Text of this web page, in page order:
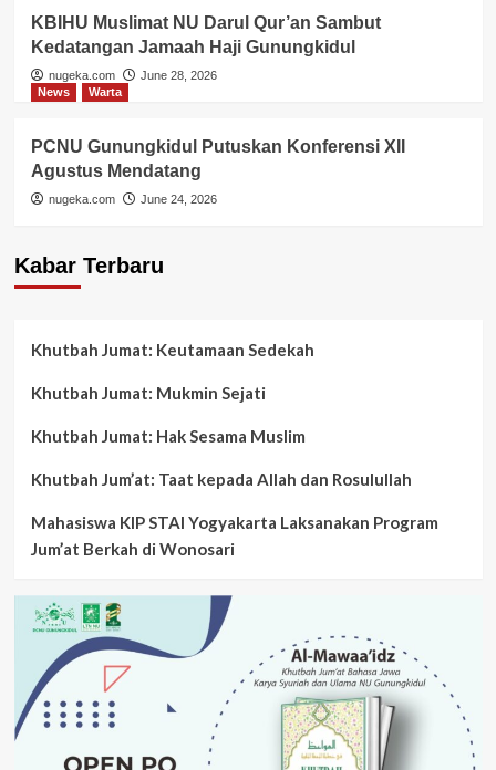
KBIHU Muslimat NU Darul Qur’an Sambut
Kedatangan Jamaah Haji Gunungkidul
nugeka.com
June 28, 2026
News
Warta
PCNU Gunungkidul Putuskan Konferensi XII
Agustus Mendatang
nugeka.com June 24, 2026
Kabar Terbaru
Khutbah Jumat: Keutamaan Sedekah
Khutbah Jumat: Mukmin Sejati
Khutbah Jumat: Hak Sesama Muslim
Khutbah Jum’at: Taat kepada Allah dan Rosulullah
Mahasiswa KIP STAI Yogyakarta Laksanakan Program
Jum’at Berkah di Wonosari